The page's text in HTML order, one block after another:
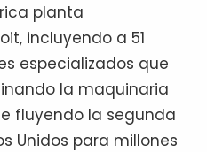
planta
incluyendo a 51
especializados que
la maquinaria
fluyendo la segunda
Unidos para millones